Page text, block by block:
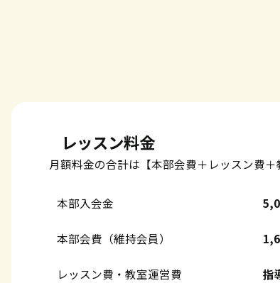
レッスン料金
月額料金の合計は【本部会費＋レッスン費＋
本部入会金
本部会費（維持会員）
レッスン費・教室運営費 指